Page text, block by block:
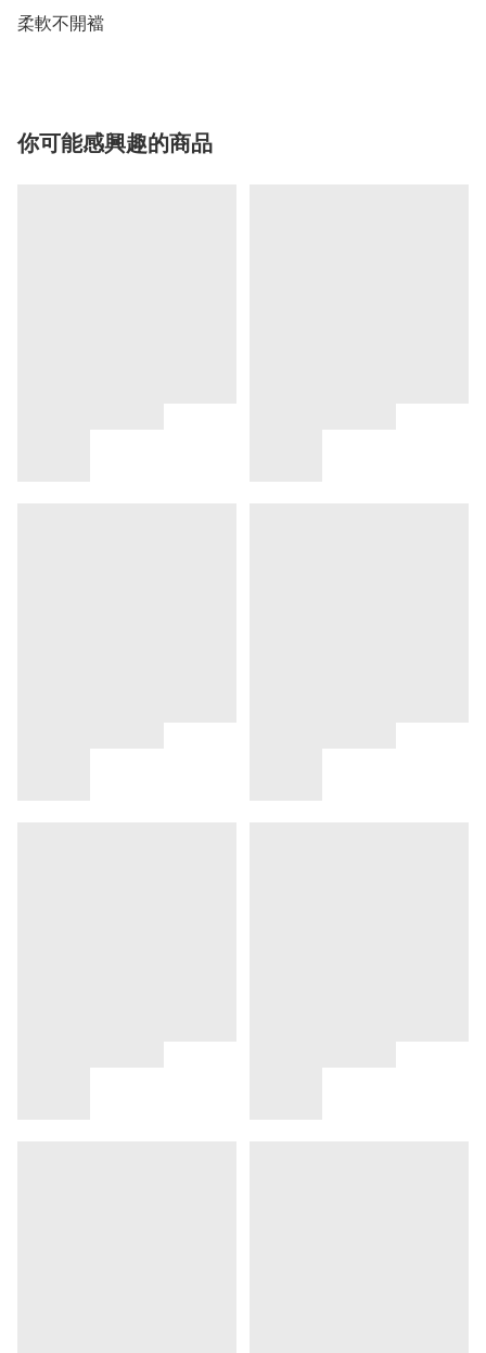
柔軟不開襠
你可能感興趣的商品